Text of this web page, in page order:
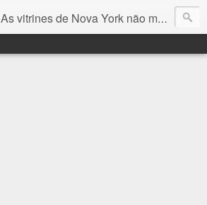
As vitrines de Nova York não mostram somente tendências de moda, mas contam um pouco do que acontece na cidade ... e eu quero mostrar aqui esta vitrines incríveis!